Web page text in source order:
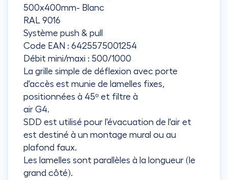
500x400mm- Blanc
RAL 9016
Système push & pull
Code EAN : 6425575001254
Débit mini/maxi : 500/1000
La grille simple de déflexion avec porte
d'accès est munie de lamelles fixes,
positionnées à 45ᵒ et filtre à
air G4.
SDD est utilisé pour l'évacuation de l'air et
est destiné à un montage mural ou au
plafond faux.
Les lamelles sont parallèles à la longueur (le
grand côté).